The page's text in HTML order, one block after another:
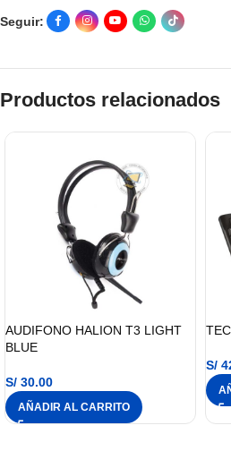
Seguir:
Productos relacionados
AUDIFONO HALION T3 LIGHT
BLUE
S/ 30.00
AÑADIR AL CARRITO
S/